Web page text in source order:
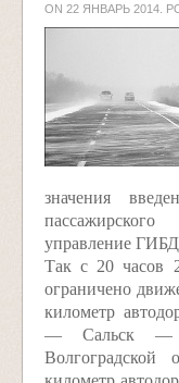
ON 22 ЯНВАРЬ 2014 .
значения
управление
Так с 20 часов
ограничено
километр
— Сальск —